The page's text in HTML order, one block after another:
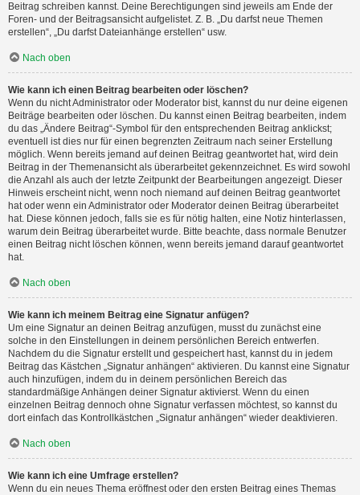
Beitrag schreiben kannst. Deine Berechtigungen sind jeweils am Ende der
Foren- und der Beitragsansicht aufgelistet. Z. B. „Du darfst neue Themen
erstellen“, „Du darfst Dateianhänge erstellen“ usw.
Nach oben
Wie kann ich einen Beitrag bearbeiten oder löschen?
Wenn du nicht Administrator oder Moderator bist, kannst du nur deine eigenen
Beiträge bearbeiten oder löschen. Du kannst einen Beitrag bearbeiten, indem
du das „Ändere Beitrag“-Symbol für den entsprechenden Beitrag anklickst;
eventuell ist dies nur für einen begrenzten Zeitraum nach seiner Erstellung
möglich. Wenn bereits jemand auf deinen Beitrag geantwortet hat, wird dein
Beitrag in der Themenansicht als überarbeitet gekennzeichnet. Es wird sowohl
die Anzahl als auch der letzte Zeitpunkt der Bearbeitungen angezeigt. Dieser
Hinweis erscheint nicht, wenn noch niemand auf deinen Beitrag geantwortet
hat oder wenn ein Administrator oder Moderator deinen Beitrag überarbeitet
hat. Diese können jedoch, falls sie es für nötig halten, eine Notiz hinterlassen,
warum dein Beitrag überarbeitet wurde. Bitte beachte, dass normale Benutzer
einen Beitrag nicht löschen können, wenn bereits jemand darauf geantwortet
hat.
Nach oben
Wie kann ich meinem Beitrag eine Signatur anfügen?
Um eine Signatur an deinen Beitrag anzufügen, musst du zunächst eine
solche in den Einstellungen in deinem persönlichen Bereich entwerfen.
Nachdem du die Signatur erstellt und gespeichert hast, kannst du in jedem
Beitrag das Kästchen „Signatur anhängen“ aktivieren. Du kannst eine Signatur
auch hinzufügen, indem du in deinem persönlichen Bereich das
standardmäßige Anhängen deiner Signatur aktivierst. Wenn du einen
einzelnen Beitrag dennoch ohne Signatur verfassen möchtest, so kannst du
dort einfach das Kontrollkästchen „Signatur anhängen“ wieder deaktivieren.
Nach oben
Wie kann ich eine Umfrage erstellen?
Wenn du ein neues Thema eröffnest oder den ersten Beitrag eines Themas